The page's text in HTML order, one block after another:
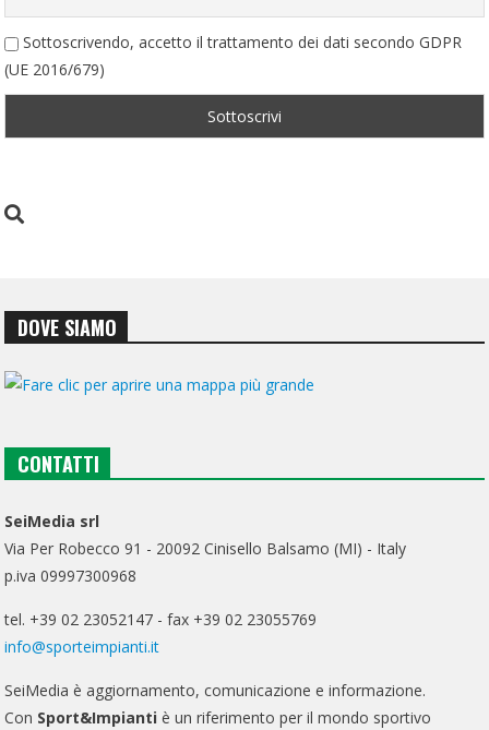
Sottoscrivendo, accetto il trattamento dei dati secondo GDPR
(UE 2016/679)
DOVE SIAMO
CONTATTI
SeiMedia srl
Via Per Robecco 91 - 20092 Cinisello Balsamo (MI) - Italy
p.iva 09997300968
tel. +39 02 23052147 - fax +39 02 23055769
info@sporteimpianti.it
SeiMedia è aggiornamento, comunicazione e informazione.
Con Sport&Impianti è un riferimento per il mondo sportivo